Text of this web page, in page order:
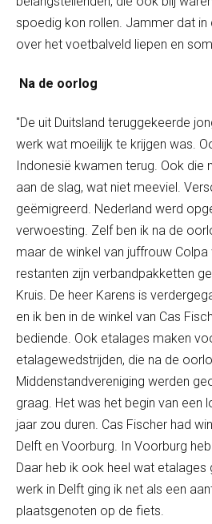
spoedig kon rollen. Jammer dat in
over het voetbalveld liepen en
Na de oorlog
"De uit Duitsland teruggekeerde
werk wat moeilijk te krijgen was.
Indonesië kwamen terug. Ook die
aan de slag, wat niet meeviel.
geëmigreerd. Nederland werd
verwoesting. Zelf ben ik na de
maar de winkel van juffrouw
restanten zijn verbandpakketten
Kruis. De heer Karens is
en ik ben in de winkel van Cas
bediende. Ook etalages maken
etalagewedstrijden, die na de
Middenstandvereniging werden
graag. Het was het begin van een
jaar zou duren. Cas Fischer had
Delft en Voorburg. In Voorburg
Daar heb ik ook heel wat etalages
werk in Delft ging ik net als een
plaatsgenoten op de fiets.